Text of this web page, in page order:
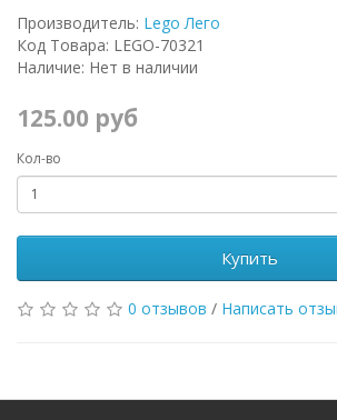
Производитель: Lego Лего
Код Товара: LEGO-70321
Наличие: Нет в наличии
125.00 руб
Кол-во
Купить
0 отзывов / Написать